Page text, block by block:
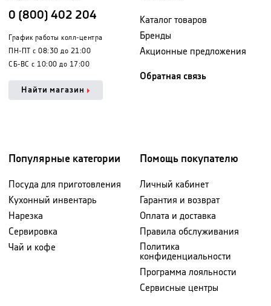
0 (800) 402 204
График работы колл-центра
ПН-ПТ с 08:30 до 21:00
СБ-ВС с 10:00 до 17:00
Найти магазин
Каталог товаров
Бренды
Акционные предложения
Обратная связь
Популярные категории
Посуда для приготовления
Кухонный инвентарь
Нарезка
Сервировка
Чай и кофе
Помощь покупателю
Личный кабинет
Гарантия и возврат
Оплата и доставка
Правила обслуживания
Политика
конфиденциальности
Программа лояльности
Сервисные центры